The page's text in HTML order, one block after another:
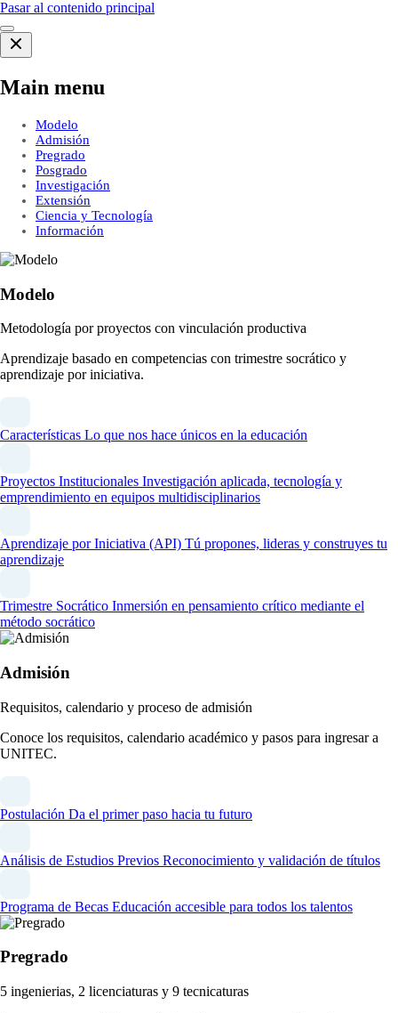
Pasar al contenido principal
Main menu
Modelo
Admisión
Pregrado
Posgrado
Investigación
Extensión
Ciencia y Tecnología
Información
Modelo
Metodología por proyectos con vinculación productiva
Aprendizaje basado en competencias con trimestre socrático y
aprendizaje por iniciativa.
Características Lo que nos hace únicos en la educación
Proyectos Institucionales Investigación aplicada, tecnología y
emprendimiento en equipos multidisciplinarios
Aprendizaje por Iniciativa (API) Tú propones, lideras y construyes tu
aprendizaje
Trimestre Socrático Inmersión en pensamiento crítico mediante el
método socrático
Admisión
Requisitos, calendario y proceso de admisión
Conoce los requisitos, calendario académico y pasos para ingresar a
UNITEC.
Postulación Da el primer paso hacia tu futuro
Análisis de Estudios Previos Reconocimiento y validación de títulos
Programa de Becas Educación accesible para todos los talentos
Pregrado
5 ingenierias, 2 licenciaturas y 9 tecnicaturas